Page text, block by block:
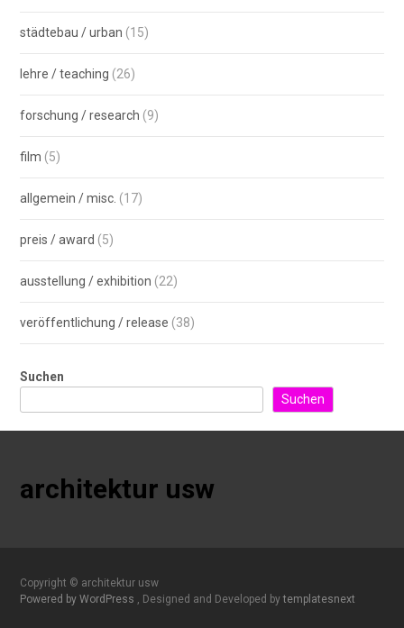
städtebau / urban (15)
lehre / teaching (26)
forschung / research (9)
film (5)
allgemein / misc. (17)
preis / award (5)
ausstellung / exhibition (22)
veröffentlichung / release (38)
Suchen
Suchen
architektur usw
Copyright © architektur usw
Powered by WordPress
, Designed and Developed bytemplatesnext